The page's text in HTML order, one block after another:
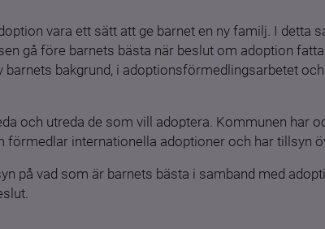
vara ett sätt att ge barnet en ny familj. I detta
gå före barnets bästa när beslut om adoption
bakgrund, i adoptionsförmedlingsarbetet
och utreda de som vill adoptera. Kommunen har
internationella adoptioner och har tillsyn
på vad som är barnets bästa i samband med